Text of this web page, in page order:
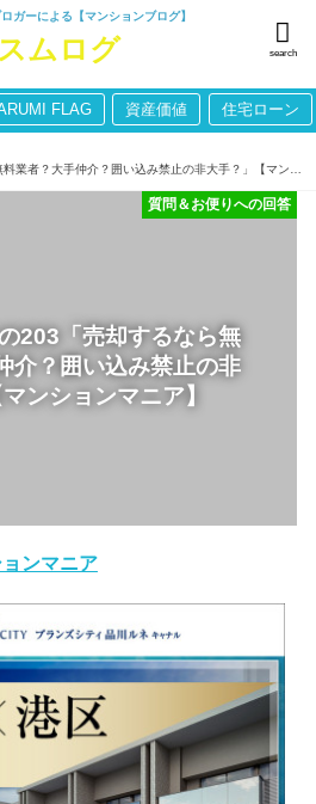
ガーによる【マンションブログ】
search
FLAG 資産価値 住宅ローン
203「売却するなら無
介？囲い込み禁止の非
ンションマニア】
質問＆お便りへの回答
ンマニア